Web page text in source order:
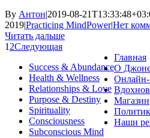
By Антон|2019-08-
2019|Practicing MindPower|Нет
Читать дальше
1 2Следующая
Success & Abundance
Health & Wellness
Relationships & Love
Purpose & Destiny
Spirituality
Consciousness
Subconscious Mind
Главная
О
Онлайн-
Магазин
Наши